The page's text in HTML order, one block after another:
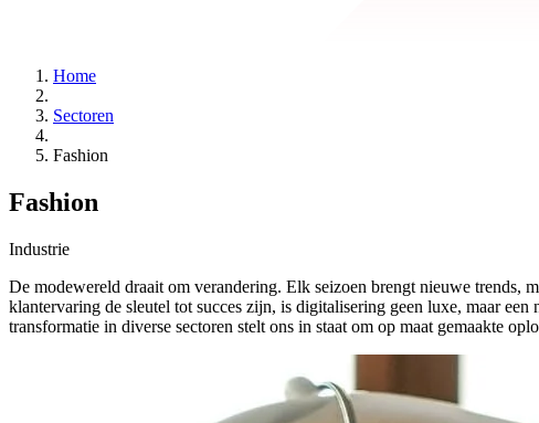
Home
Sectoren
Fashion
Fashion
Industrie
De modewereld draait om verandering. Elk seizoen brengt nieuwe trends,
klantervaring de sleutel tot succes zijn, is digitalisering geen luxe, maar
transformatie in diverse sectoren stelt ons in staat om op maat gemaakte